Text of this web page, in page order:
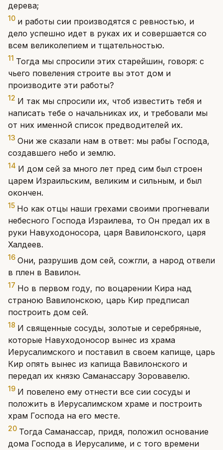
дерева;
10 и работы сии производятся с ревностью, и
дело успешно идет в руках их и совершается со
всем великолепием и тщательностью.
11 Тогда мы спросили этих старейшин, говоря: с
чьего повеления строите вы этот дом и
производите эти работы?
12 И так мы спросили их, чтоб известить тебя и
написать тебе о начальниках их, и требовали мы
от них именной список предводителей их.
13 Они же сказали нам в ответ: мы рабы Господа,
создавшего небо и землю.
14 И дом сей за много лет пред сим был строен
царем Израильским, великим и сильным, и был
окончен.
15 Но как отцы наши грехами своими прогневали
небесного Господа Израилева, то Он предал их в
руки Навуходоносора, царя Вавилонского, царя
Халдеев.
16 Они, разрушив дом сей, сожгли, а народ отвели
в плен в Вавилон.
17 Но в первом году, по воцарении Кира над
страною Вавилонскою, царь Кир предписал
построить дом сей.
18 И священные сосуды, золотые и серебряные,
которые Навуходоносор вынес из храма
Иерусалимского и поставил в своем капище, царь
Кир опять вынес из капища Вавилонского и
передал их князю Саманассару Зоровавелю.
19 И повелено ему отнести все сии сосуды и
положить в Иерусалимском храме и построить
храм Господа на его месте.
20 Тогда Саманассар, придя, положил основание
дома Господа в Иерусалиме, и с того времени